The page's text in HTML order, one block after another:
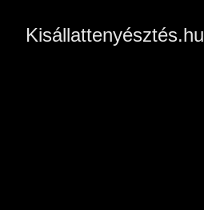
Kisállattenyésztés.hu